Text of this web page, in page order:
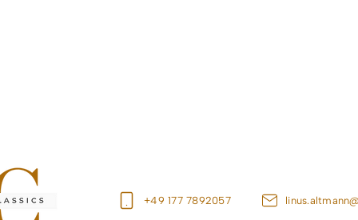
+49 177 7892057